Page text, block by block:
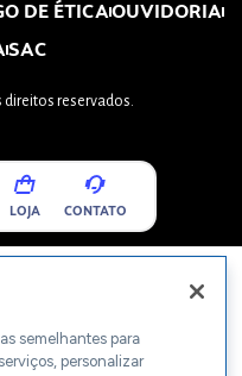
DE ÉTICAOUVIDORIA
SAC
direitos reservados.
LOJA CONTATO
semelhantes para
personalizar